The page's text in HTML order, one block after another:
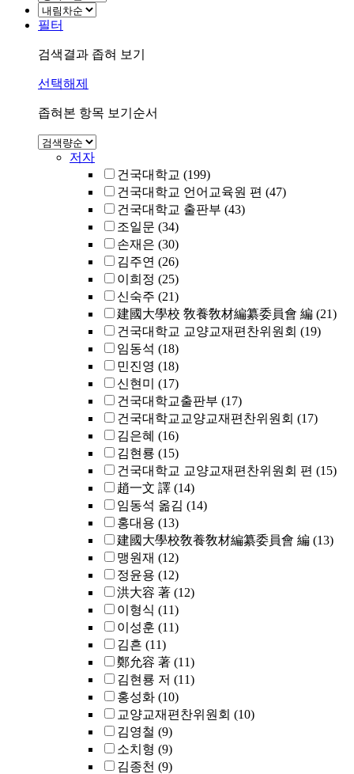
필터
검색결과 좁혀 보기
선택해제
좁혀본 항목 보기순서
저자
건국대학교 (199)
건국대학교 언어교육원 편 (47)
건국대학교 출판부 (43)
조일문 (34)
손재은 (30)
김주연 (26)
이희정 (25)
신숙주 (21)
建國大學校 敎養敎材編纂委員會 編 (21)
건국대학교 교양교재편찬위원회 (19)
임동석 (18)
민진영 (18)
신현미
(17)
건국대학교출판부 (17)
건국대학교교양교재편찬위원회 (17)
김은혜 (16)
김현룡 (15)
건국대학교 교양교재편찬위원회 편 (15)
趙一文 譯 (14)
임동석 옮김 (14)
홍대용 (13)
建國大學校敎養敎材編纂委員會 編 (13)
맹원재 (12)
정윤용 (12)
洪大容 著 (12)
이형식 (11)
이성훈 (11)
김흔 (11)
鄭允容 著 (11)
김현룡 저 (11)
홍성화 (10)
교양교재편찬위원회 (10)
김영철 (9)
소치형 (9)
김종천 (9)